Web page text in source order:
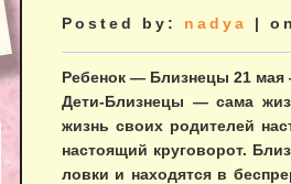
Posted by: nadya |
Ребенок — Близнецы 21
Дети-Близнецы — сама
жизнь своих родителей
настоящий круговорот.
ловки и находятся в